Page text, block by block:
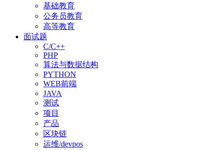
基础教育
公务员教育
高等教育
面试题
C/C++
PHP
算法与数据结构
PYTHON
WEB前端
JAVA
测试
项目
产品
区块链
运维/devpos